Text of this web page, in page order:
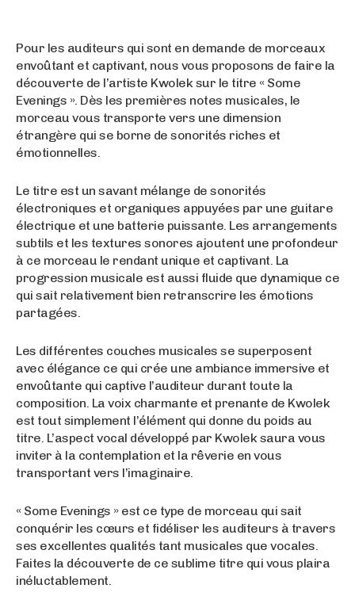
Pour les auditeurs qui sont en demande de morceaux
envoûtant et captivant, nous vous proposons de faire la
découverte de l’artiste Kwolek sur le titre « Some
Evenings ». Dès les premières notes musicales, le
morceau vous transporte vers une dimension
étrangère qui se borne de sonorités riches et
émotionnelles.
Le titre est un savant mélange de sonorités
électroniques et organiques appuyées par une guitare
électrique et une batterie puissante. Les arrangements
subtils et les textures sonores ajoutent une profondeur
à ce morceau le rendant unique et captivant. La
progression musicale est aussi fluide que dynamique ce
qui sait relativement bien retranscrire les émotions
partagées.
Les différentes couches musicales se superposent
avec élégance ce qui crée une ambiance immersive et
envoûtante qui captive l’auditeur durant toute la
composition. La voix charmante et prenante de Kwolek
est tout simplement l’élément qui donne du poids au
titre. L’aspect vocal développé par Kwolek saura vous
inviter à la contemplation et la rêverie en vous
transportant vers l’imaginaire.
« Some Evenings » est ce type de morceau qui sait
conquérir les cœurs et fidéliser les auditeurs à travers
ses excellentes qualités tant musicales que vocales.
Faites la découverte de ce sublime titre qui vous plaira
inéluctablement.